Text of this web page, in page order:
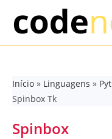
content
Início » Linguagens »
Spinbox Tk
Spinbox